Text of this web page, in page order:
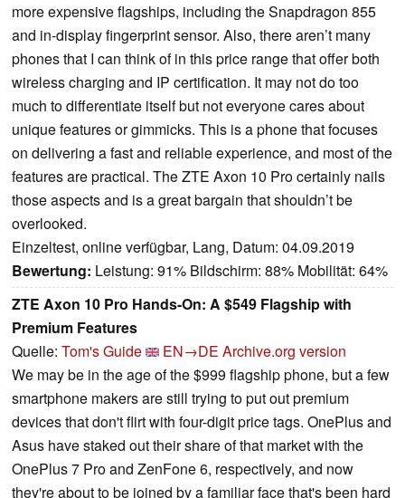
more expensive flagships, including the Snapdragon 855
and in-display fingerprint sensor. Also, there aren’t many
phones that I can think of in this price range that offer both
wireless charging and IP certification. It may not do too
much to differentiate itself but not everyone cares about
unique features or gimmicks. This is a phone that focuses
on delivering a fast and reliable experience, and most of the
features are practical. The ZTE Axon 10 Pro certainly nails
those aspects and is a great bargain that shouldn’t be
overlooked.
Einzeltest, online verfügbar, Lang, Datum: 04.09.2019
Bewertung: Leistung: 91% Bildschirm: 88% Mobilität: 64%
ZTE Axon 10 Pro Hands-On: A $549 Flagship with
Premium Features
Quelle: Tom's Guide EN→DE Archive.org version
We may be in the age of the $999 flagship phone, but a few
smartphone makers are still trying to put out premium
devices that don't flirt with four-digit price tags. OnePlus and
Asus have staked out their share of that market with the
OnePlus 7 Pro and ZenFone 6, respectively, and now
they're about to be joined by a familiar face that's been hard